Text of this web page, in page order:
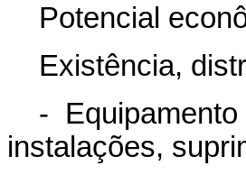
Potencial
Existência,
-
instalações,